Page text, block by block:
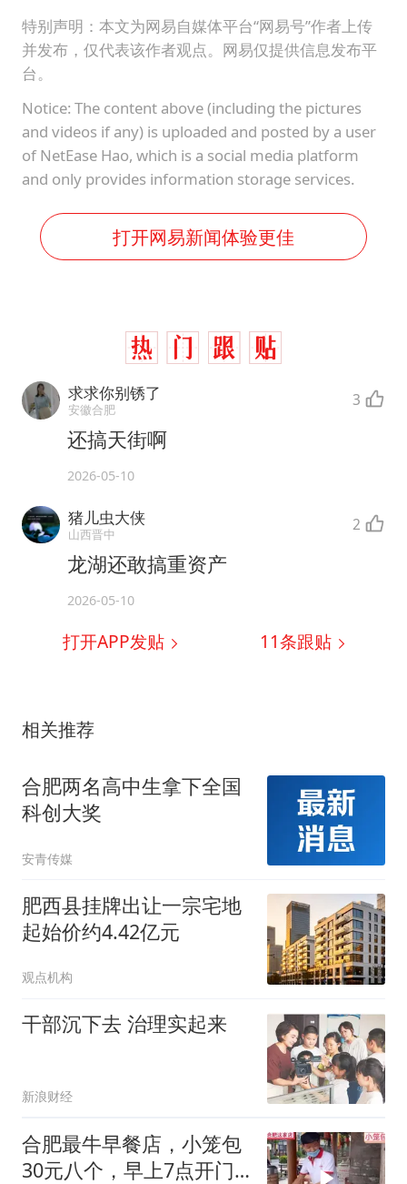
特别声明：本文为网易自媒体平台“网易号”作者上传
并发布，仅代表该作者观点。网易仅提供信息发布平
台。
Notice: The content above (including the pictures
and videos if any) is uploaded and posted by a user
of NetEase Hao, which is a social media platform
and only provides information storage services.
打开网易新闻体验更佳
求求你别锈了
安徽合肥 3
还搞天街啊
2026-05-10
猪儿虫大侠
山西晋中 2
龙湖还敢搞重资产
2026-05-10
打开APP发贴 11条跟贴
相关推荐
合肥两名高中生拿下全国
科创大奖
安青传媒
肥西县挂牌出让一宗宅地
起始价约4.42亿元
观点机构
干部沉下去 治理实起来
新浪财经
合肥最牛早餐店，小笼包
30元八个，早上7点开门